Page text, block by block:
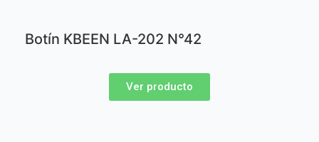
Botín KBEEN LA-202 N°42
Ver producto